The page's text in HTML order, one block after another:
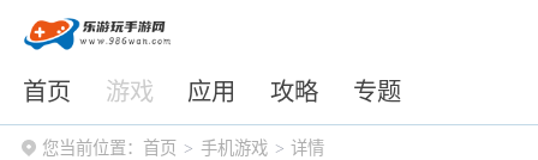
首页 游戏 应用 攻略 专题
您当前位置： 首页 手机游戏 详情